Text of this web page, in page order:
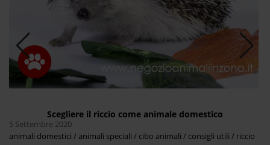
Scegliere il riccio come animale domestico
5 Settembre 2020
animali domestici / animali speciali / cibo animali / consigli utili / riccio